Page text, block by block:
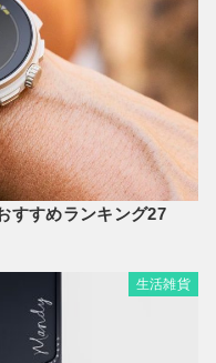
すすめランキング27
生活雑貨